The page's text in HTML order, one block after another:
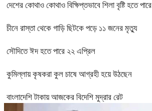
দেশের কোথাও কোথাও বিক্ষিপ্তভাবে শিলা বৃষ্টি হতে পারে
চীনে রাস্তা থেকে গাড়ি ছিটকে পড়ে ১১ জনের মৃত্যু
সৌদিতে ঈদ হতে পারে ২২ এপ্রিল
কুমিল্লায় কৃষকরা কুল চাষে আগ্রহী হয়ে উঠছেন
বাংলাদেশি টাকায় আজকের বিদেশি মুদ্রার রেট